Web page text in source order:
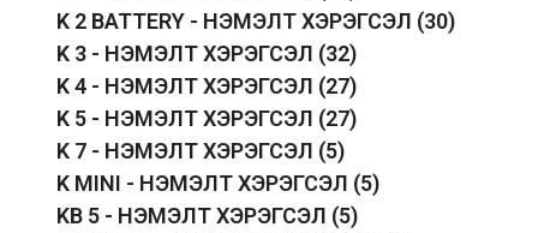
K 2 BATTERY - НЭМЭЛТ ХЭРЭГСЭЛ (30)
K 3 - НЭМЭЛТ ХЭРЭГСЭЛ (32)
K 4 - НЭМЭЛТ ХЭРЭГСЭЛ (27)
K 5 - НЭМЭЛТ ХЭРЭГСЭЛ (27)
K 7 - НЭМЭЛТ ХЭРЭГСЭЛ (5)
K MINI - НЭМЭЛТ ХЭРЭГСЭЛ (5)
KB 5 - НЭМЭЛТ ХЭРЭГСЭЛ (5)